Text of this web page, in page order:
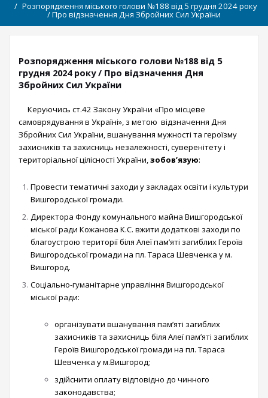
Розпорядження міського голови №188 від 5 грудня 2024 року
/ Про відзначення Дня Збройних Сил України
Розпорядження міського голови №188 від 5
грудня 2024 року / Про відзначення Дня
Збройних Сил України
Керуючись ст.42 Закону України «Про місцеве
самоврядування в Україні», з метою відзначення Дня
Збройних Сил України, вшанування мужності та героїзму
захисників та захисниць незалежності, суверенітету і
територіальної цілісності України,зобов’язую:
Провести тематичні заходи у закладах освіти і культури
Вишгородської громади.
Директора Фонду комунального майна Вишгородської
міської ради Кожанова К.С. вжити додаткові заходи по
благоустрою території біля Алеї пам’яті загиблих Героїв
Вишгородської громади на пл. Тараса Шевченка у м.
Вишгород.
Соціально-гуманітарне управління Вишгородської
міської ради:
організувати вшанування пам’яті загиблих
захисників та захисниць біля Алеї пам’яті загиблих
Героїв Вишгородської громади на пл. Тараса
Шевченка у м.Вишгород;
здійснити оплату відповідно до чинного
законодавства;